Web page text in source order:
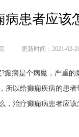
患者应该
更新时间：2021-02-
痫是个病魔，严重的
所以给癫痫疾病的患
治疗癫痫病患者应